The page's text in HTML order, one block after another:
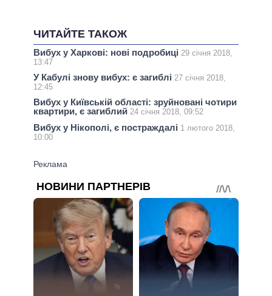
ЧИТАЙТЕ ТАКОЖ
Вибух у Харкові: нові подробиці 29 січня 2018,
13:47
У Кабулі знову вибух: є загиблі 27 січня 2018,
12:45
Вибух у Київській області: зруйновані чотири
квартири, є загиблий 24 січня 2018, 09:52
Вибух у Нікополі, є постраждалі 1 лютого 2018,
10:00